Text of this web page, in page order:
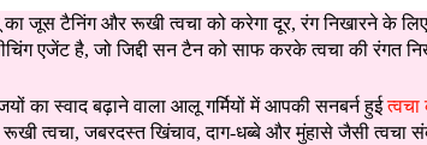
का जूस टैनिंग और रूखी त्वचा को करेगा दूर, रंग निखारने
एजेंट है, जो जिद्दी सन टैन को साफ करके त्वचा की रंगत
का स्वाद बढ़ाने वाला आलू गर्मियों में आपकी सनबर्न हुई
त्वचा, जबरदस्त खिंचाव, दाग-धब्बे और मुंहासे जैसी त्वचा